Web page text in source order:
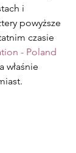
i
powyższe
czasie
- Poland
właśnie